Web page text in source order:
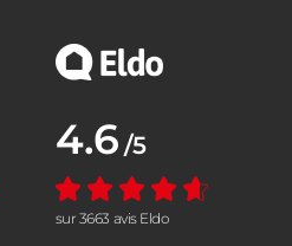
Note moyenne :
4.6 /5
sur 3663 avis Eldo